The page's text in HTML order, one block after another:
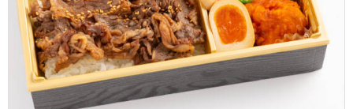
ご利用シーン：会食・接待›MR
千葉県市川市妙典2026/05/04